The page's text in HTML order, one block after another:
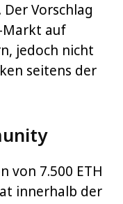
Vorschlag
Markt auf
jedoch nicht
seitens der
von 7.500 ETH
innerhalb der